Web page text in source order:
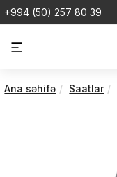
+994 (50) 257 80 39
Ana səhifə Saatlar